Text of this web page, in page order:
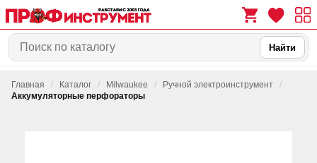
0
Найти
Главная / Каталог / Milwaukee / Ручной электроинструмент
/
Аккумуляторные перфораторы